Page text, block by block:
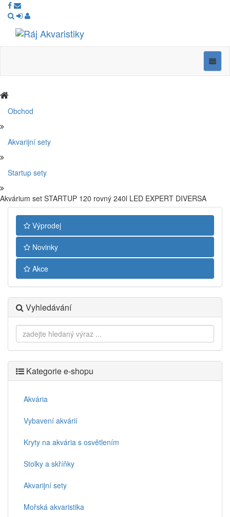
Ráj
Obchod
Akvarijní sety
Startup sety
Akvárium set STARTUP 120 rovný 240l LED EXPERT DIVERSA
Výprodej
Novinky
Akce
Vyhledávání
Kategorie e-shopu
Akvária
Vybavení akvárií
Kryty na akvária s osvětlením
Stolky a skříňky
Akvarijní sety
Mořská akvaristika